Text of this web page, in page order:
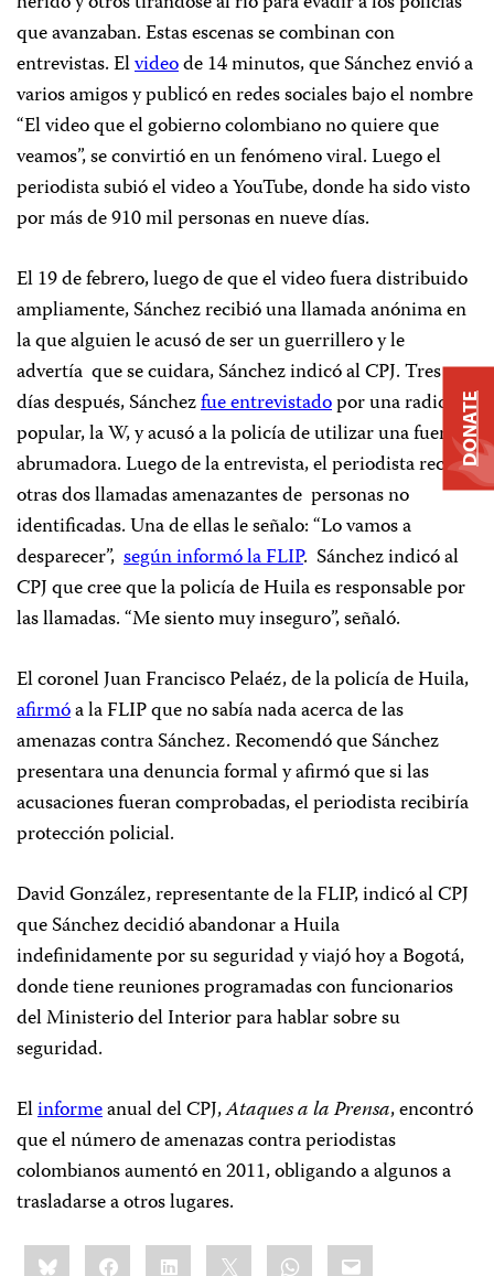
que avanzaban. Estas escenas se combinan con
entrevistas. Elvideode 14 minutos, que Sánchez envió a
varios amigos y publicó en redes sociales bajo el nombre
“El video que el gobierno colombiano no quiere que
veamos”, se convirtió en un fenómeno viral. Luego el
periodista subió el video a YouTube, donde ha sido visto
por más de 910 mil personas en nueve días.
El 19 de febrero, luego de que el video fuera distribuido
ampliamente, Sánchez recibió una llamada anónima en
la que alguien le acusó de ser un guerrillero y le
advertía que se cuidara, Sánchez indicó al CPJ. Tres
días después, Sánchezfue entrevistadopor una radio
popular, la W, y acusó a la policía de utilizar una fuerza
abrumadora. Luego de la entrevista, el periodista recibió
otras dos llamadas amenazantes de personas no
identificadas. Una de ellas le señalo: “Lo vamos a
desparecer”, según informó la FLIP. Sánchez indicó al
CPJ que cree que la policía de Huila es responsable por
las llamadas. “Me siento muy inseguro”, señaló.
El coronel Juan Francisco Pelaéz, de la policía de Huila,
afirmóa la FLIP que no sabía nada acerca de las
amenazas contra Sánchez. Recomendó que Sánchez
presentara una denuncia formal y afirmó que si las
acusaciones fueran comprobadas, el periodista recibiría
protección policial.
David González, representante de la FLIP, indicó al CPJ
que Sánchez decidió abandonar a Huila
indefinidamente por su seguridad y viajó hoy a Bogotá,
donde tiene reuniones programadas con funcionarios
del Ministerio del Interior para hablar sobre su
seguridad.
Elinformeanual del CPJ,Ataques a la Prensa,encontró
que el número de amenazas contra periodistas
colombianos aumentó en 2011, obligando a algunos a
trasladarse a otros lugares.
Share
this:BlueskyFacebookLinkedIn WhatsApp
Email
DONATE